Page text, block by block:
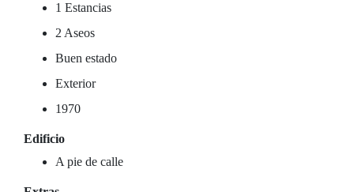
1 Estancias
2 Aseos
Buen estado
Exterior
1970
Edificio
A pie de calle